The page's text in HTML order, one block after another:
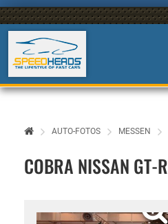
AUTO-FOTOS MESSEN
COBRA NISSAN GT-R